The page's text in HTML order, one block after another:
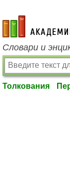
academic.ru
Словари и
Толкования